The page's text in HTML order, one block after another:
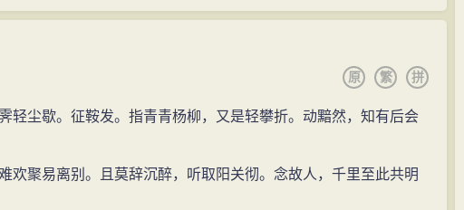
拼
繁
原
轻尘歇。征鞍发。指青青杨柳，又是轻攀折。动黯然，知有后会
欢聚易离别。且莫辞沉醉，听取阳关彻。念故人，千里至此共明